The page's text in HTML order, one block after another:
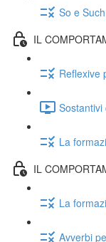
So e
IL
Reflexive
La
IL
La
Avverbi